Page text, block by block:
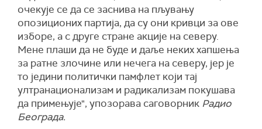
очекује се да се заснива на пљувању
опозиционих партија, да су они кривци за ове
изборе, а с друге стране акције на северу.
Мене плаши да не буде и даље неких хапшења
за ратне злочине или нечега на северу, јер је
то једини политички памфлет који тај
ултранационализам и радикализам покушава
да примењује", упозорава саговорник Радио
Београда.